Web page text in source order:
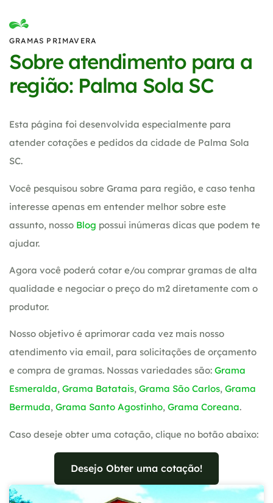
GRAMAS PRIMAVERA
Sobre atendimento para a
região: Palma Sola SC
Esta página foi desenvolvida especialmente para
atender cotações e pedidos da cidade de Palma Sola
SC.
Você pesquisou sobre Grama para região, e caso tenha
interesse apenas em entender melhor sobre este
assunto, nosso Blog possui inúmeras dicas que podem te
ajudar.
Agora você poderá cotar e/ou comprar gramas de alta
qualidade e negociar o preço do m2 diretamente com o
produtor.
Nosso objetivo é aprimorar cada vez mais nosso
atendimento via email, para solicitações de orçamento
e compra de gramas. Nossas variedades são: Grama
Esmeralda, Grama Batatais, Grama São Carlos, Grama
Bermuda, Grama Santo Agostinho, Grama Coreana.
Caso deseje obter uma cotação, clique no botão abaixo:
Desejo Obter uma cotação!